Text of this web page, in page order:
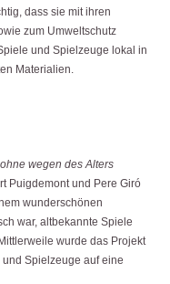
dass sie mit ihren
zum Umweltschutz
und Spielzeuge lokal in
Materialien.
wegen des Alters
Puigdemont und Pere Giró
wunderschönen
war, altbekannte Spiele
wurde das Projekt
Spielzeuge auf eine